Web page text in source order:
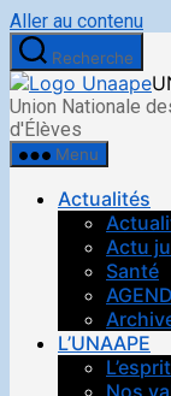
Aller au contenu
Recherche
Union Nationale
d'Élèves
Menu
Actualités
Actu
Santé
L’UNAAPE
Nos